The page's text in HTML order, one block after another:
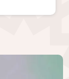
الصورة